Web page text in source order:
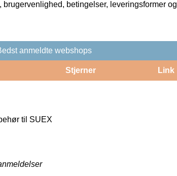
betingelser, leveringsformer og
anmeldte webshops
Stjerner Link
til SUEX